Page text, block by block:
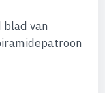
blad van